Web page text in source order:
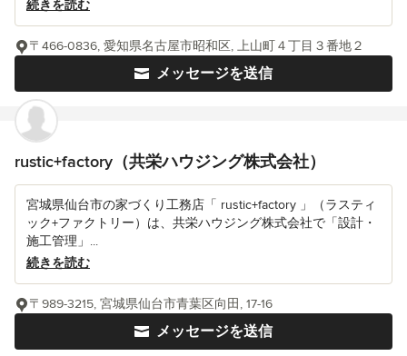
続きを読む
メッセージを送信
〒466-0836, 愛知県名古屋市昭和区, 上山町４丁目３番地２
rustic+factory（共栄ハウジング株式会社）
宮城県仙台市の家づくり工務店「 rustic+factory 」（ラスティ
ック+ファクトリー）は、共栄ハウジング株式会社で「設計・
施工管理」...
続きを読む
メッセージを送信
〒989-3215, 宮城県仙台市青葉区向田, 17-16